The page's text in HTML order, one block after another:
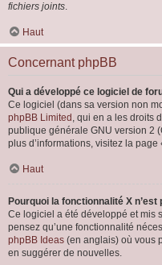
fichiers joints.
Haut
Concernant phpBB
Qui a développé ce logiciel de
Ce logiciel (dans sa version non
phpBB Limited , qui en a les droits
publique générale GNU version 2
plus d’informations, visitez la page
Haut
Pourquoi la fonctionnalité X n’est
Ce logiciel a été développé et mis
pensez qu’une fonctionnalité
phpBB Ideas (en anglais) où vous
en suggérer de nouvelles.